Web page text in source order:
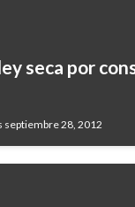
seca por
septiembre 28, 2012